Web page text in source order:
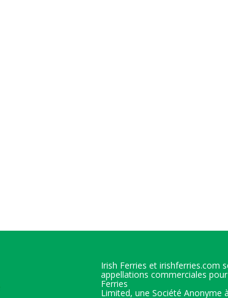
Irish Ferries et irishferries.com
appellations commerciales
Ferries
Limited, une Société Anonyme à